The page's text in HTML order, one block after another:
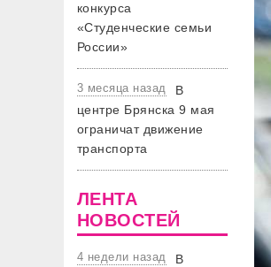
конкурса
«Студенческие семьи
России»
3 месяца назад
В
центре Брянска 9 мая
ограничат движение
транспорта
ЛЕНТА
НОВОСТЕЙ
4 недели назад
В